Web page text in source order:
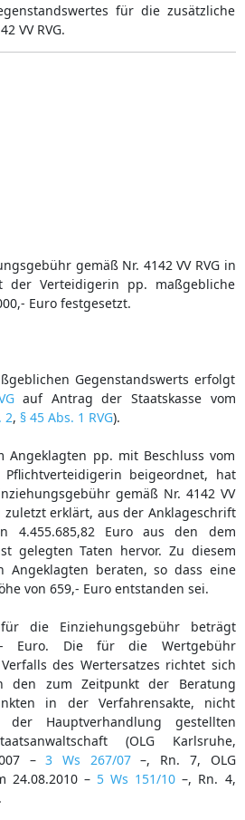
für die zusätzliche
VV RVG.
gemäß Nr. 4142 VV RVG in
der Verteidigerin pp. maßgebliche
Euro festgesetzt.
Gegenstandswerts erfolgt
auf Antrag der Staatskasse vom
2, § 45 Abs. 1 RVG).
Angeklagten pp. mit Beschluss vom
Pflichtverteidigerin beigeordnet, hat
gemäß Nr. 4142 VV
zuletzt erklärt, aus der Anklageschrift
4.455.685,82 Euro aus den dem
gelegten Taten hervor. Zu diesem
Angeklagten beraten, so dass eine
von 659,- Euro entstanden sei.
die Einziehungsgebühr beträgt
Euro. Die für die Wertgebühr
des Wertersatzes richtet sich
den zum Zeitpunkt der Beratung
in der Verfahrensakte, nicht
Hauptverhandlung gestellten
(OLG Karlsruhe,
–3 Ws 267/07–, Rn. 7, OLG
24.08.2010 – 5 Ws 151/10 –, Rn. 4,